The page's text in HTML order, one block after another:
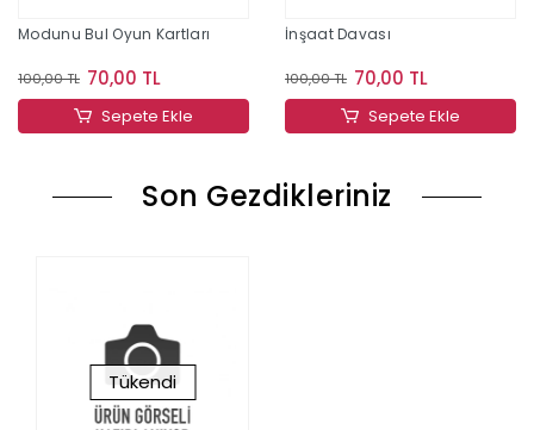
Modunu Bul Oyun Kartları
100,00 TL 70,00 TL
Sepete Ekle
İnşaat Davası
100,00 TL 70,00 TL
Sepete Ekle
Son Gezdikleriniz
Tükendi